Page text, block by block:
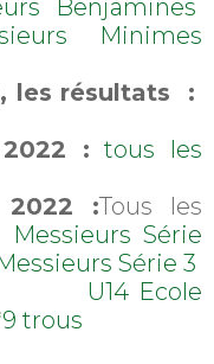
Benjamines
Minimes
les résultats :
: tous les
2022 :Tous les
Messieurs Série
Série 3
4 U14 Ecole
trous